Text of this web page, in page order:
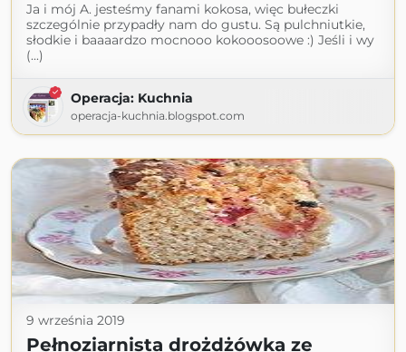
Ja i mój A. jesteśmy fanami kokosa, więc bułeczki
szczególnie przypadły nam do gustu. Są pulchniutkie,
słodkie i baaaardzo mocnooo kokooosoowe :) Jeśli i wy
(...)
Operacja: Kuchnia
operacja-kuchnia.blogspot.com
9 września 2019
Pełnoziarnista drożdżówka ze